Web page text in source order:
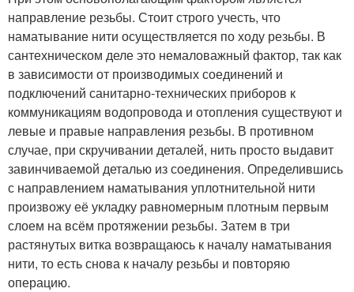
направление резьбы. Стоит строго учесть, что
наматывание нити осуществляется по ходу резьбы. В
сантехническом деле это немаловажный фактор, так как
в зависимости от производимых соединений и
подключений санитарно-технических приборов к
коммуникациям водопровода и отопления существуют и
левые и правые направления резьбы. В противном
случае, при скручивании деталей, нить просто выдавит
завинчиваемой деталью из соединения. Определившись
с направлением наматывания уплотнительной нити
произвожу её укладку равномерным плотным первым
слоем на всём протяжении резьбы. Затем в три
растянутых витка возвращаюсь к началу наматывания
нити, то есть снова к началу резьбы и повторяю
операцию.